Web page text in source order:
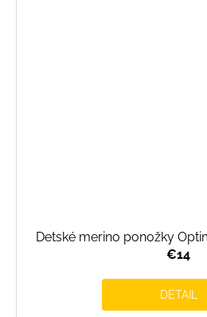
Detské merino ponožky
€14
DETAIL